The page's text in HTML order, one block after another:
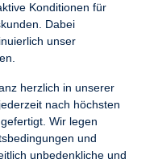
Konditionen für
Dabei
unser
herzlich in unserer
nach höchsten
Wir legen
und
unbedenkliche und